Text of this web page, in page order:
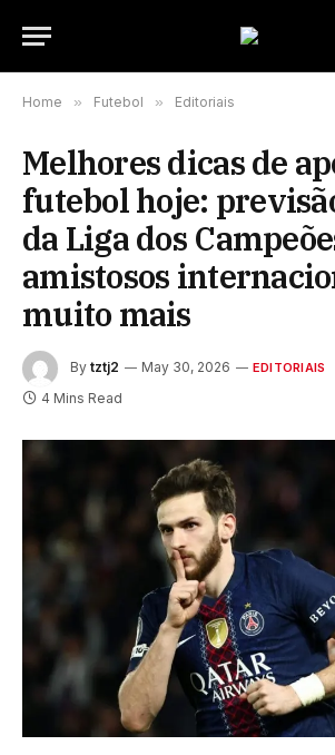
Home » Futebol » Editoriais
Melhores dicas de
futebol hoje:
da Liga dos
amistosos
muito mais
By tztj2 May 30, 2026 EDITORIAIS
4 Mins Read